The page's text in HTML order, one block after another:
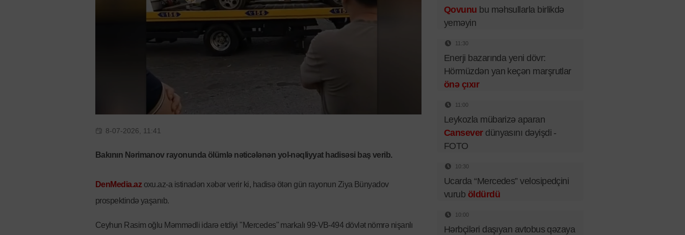
8-07-2026, 11:41
Bakının Nərimanov rayonunda ölümlə nəticələnən yol-nəqliyyat hadisəsi baş verib.
DenMedia.az oxu.az-a istinadən xəbər verir ki, hadisə ötən gün rayonun Ziya Bünyadov
prospektində yaşanıb.
Ceyhun Rasim oğlu Məmmədli idarə etdiyi "Mercedes" markalı 99-VB-494 dövlət nömrə nişanlı
Qovunu bu məhsullarla birlikdə
yeməyin
11:30
Enerji bazarında yeni dövr:
Hörmüzdən yan keçən marşrutlar
önə çıxır
11:00
Leykozla mübarizə aparan
Canseverdünyasını dəyişdi -
FOTO
10:30
Ucarda “Mercedes” velosipedçini
vurub öldürdü
10:00
Hərbçiləri daşıyan avtobus qəzaya